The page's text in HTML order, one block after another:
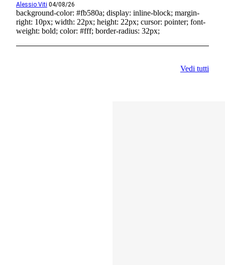
Alessio Viti 04/08/26
background-color: #fb580a; display: inline-block; margin-
right: 10px; width: 22px; height: 22px; cursor: pointer; font-
weight: bold; color: #fff; border-radius: 32px;
Vedi tutti